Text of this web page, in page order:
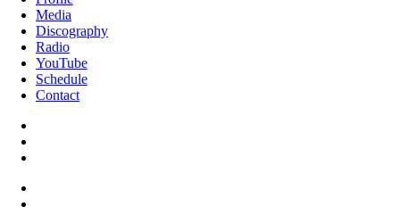
Media
Discography
Radio
YouTube
Schedule
Contact